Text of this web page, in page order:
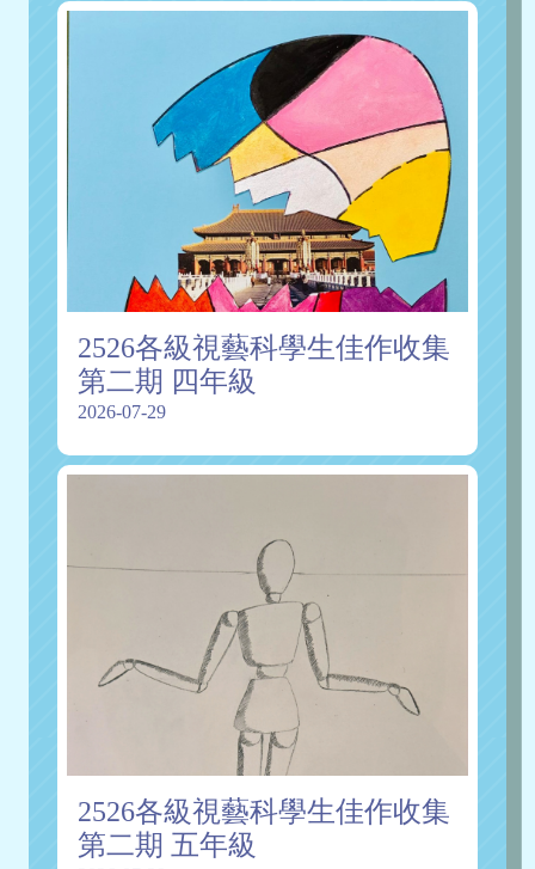
2526各級視藝科學生佳作收集
第二期 四年級
2026-07-29
2526各級視藝科學生佳作收集
第二期 五年級